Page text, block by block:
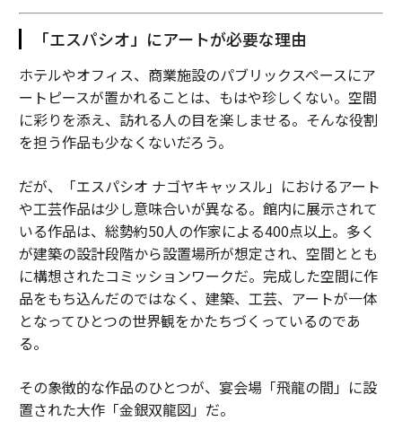
「エスパシオ」にアートが必要な理由
ホテルやオフィス、商業施設のパブリックスペースにア
ートピースが置かれることは、もはや珍しくない。空間
に彩りを添え、訪れる人の目を楽しませる。そんな役割
を担う作品も少なくないだろう。
だが、「エスパシオ ナゴヤキャッスル」におけるアート
や工芸作品は少し意味合いが異なる。館内に展示されて
いる作品は、総勢約50人の作家による400点以上。多く
が建築の設計段階から設置場所が想定され、空間ととも
に構想されたコミッションワークだ。完成した空間に作
品をもち込んだのではなく、建築、工芸、アートが一体
となってひとつの世界観をかたちづくっているのであ
る。
その象徴的な作品のひとつが、宴会場「飛龍の間」に設
置された大作「金銀双龍図」だ。